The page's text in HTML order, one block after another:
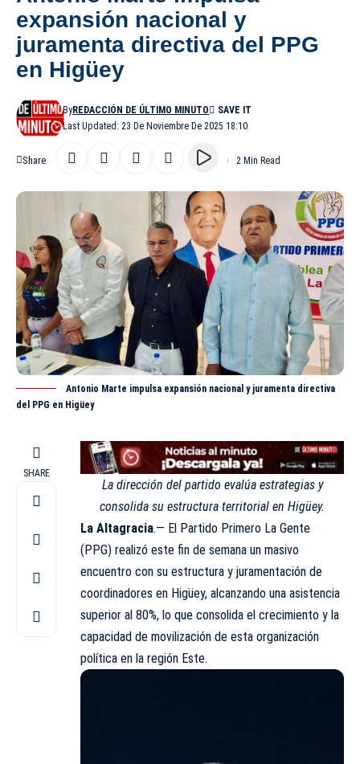
expansión nacional y
juramenta directiva del PPG
en Higüey
Last Updated: 23 De Noviembre De 2025 18:10
ByREDACCIÓN DE ÚLTIMO MINUTO
Share 2 Min Read
Antonio Marte impulsa expansión nacional y juramenta directiva
del PPG en Higüey
SHARE
La dirección del partido evalúa estrategias y
consolida su estructura territorial en Higüey.
La Altagracia.— El Partido Primero La Gente
(PPG) realizó este fin de semana un masivo
encuentro con su estructura y juramentación de
coordinadores en Higüey, alcanzando una asistencia
superior al 80%, lo que consolida el crecimiento y la
capacidad de movilización de esta organización
política en la región Este.